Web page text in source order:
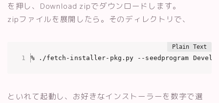
を押し、Download zipでダウンロードします。
zipファイルを展開したら。そのディレクトリで、
% ./fetch-installer-pkg.py --seedprogram
といれて起動し、お好きなインストーラーを数字で選